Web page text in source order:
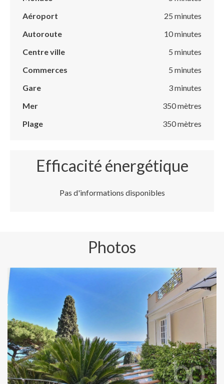
Aéroport
25 minutes
Autoroute
10 minutes
Centre ville
5 minutes
Commerces
5 minutes
Gare
3 minutes
Mer
350 mètres
Plage
350 mètres
Efficacité énergétique
Pas d'informations disponibles
Photos